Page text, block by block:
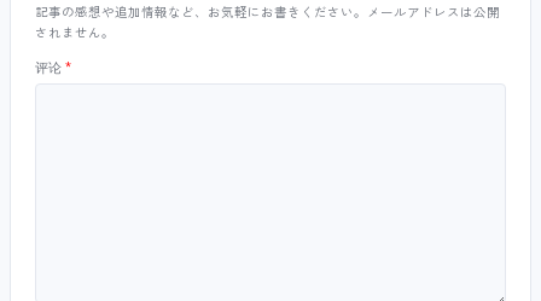
記事の感想や追加情報など、お気軽にお書きください。メールアドレスは公開
されません。
评论*